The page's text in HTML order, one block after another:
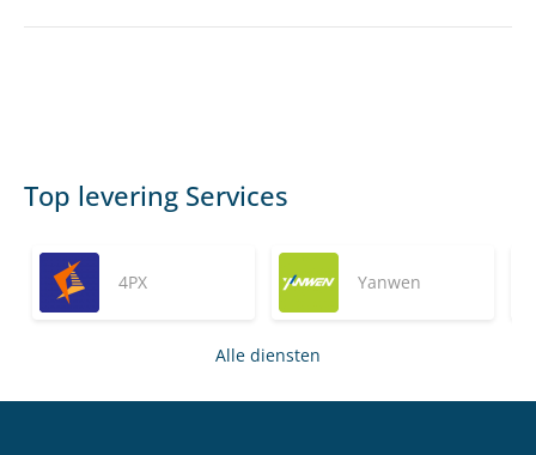
Top levering Services
4PX Yanwen
Alle diensten